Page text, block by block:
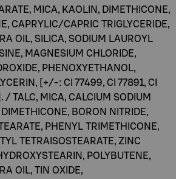
MICA, KAOLIN, DIMETHICONE,
CAPRYLIC/CAPRIC TRIGLYCERIDE,
OIL, SILICA, SODIUM LAUROYL
MAGNESIUM CHLORIDE,
PHENOXYETHANOL,
[+/-: CI 77499, CI 77891, CI
/ TALC, MICA, CALCIUM SODIUM
DIMETHICONE, BORON NITRIDE,
PHENYL TRIMETHICONE,
TETRAISOSTEARATE, ZINC
POLYBUTENE,
OIL, TIN OXIDE,